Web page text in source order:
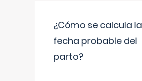
¿Cómo se calcula la
fecha probable del
parto?